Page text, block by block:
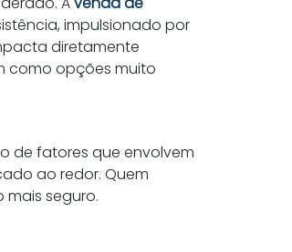
impulsionado por
diretamente
como opções muito
de fatores que envolvem
ao redor. Quem
seguro.